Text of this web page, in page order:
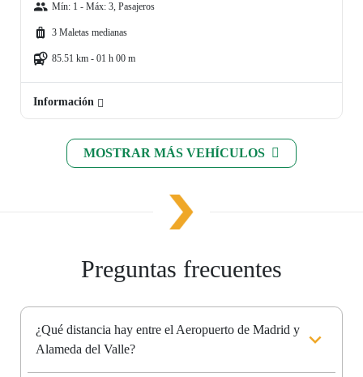
Mín: 1 - Máx: 3, Pasajeros
3 Maletas medianas
85.51 km - 01 h 00 m
Información
MOSTRAR MÁS VEHÍCULOS
Preguntas frecuentes
¿Qué distancia hay entre el Aeropuerto de Madrid y
Alameda del Valle?